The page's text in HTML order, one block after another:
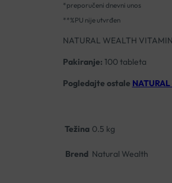
*preporučeni dnevni unos
**%PU nije utvrđen
NATURAL WEALTH
Pakiranje: 100 tableta
Pogledajte ostale
Težina 0.5 kg
Brend Natural Wealth